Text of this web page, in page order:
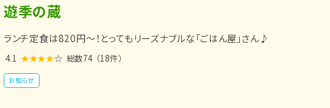
遊季の蔵
ランチ定食は820円～！とってもリーズナブルな「ごはん屋」さん♪
4.1 ★★★★☆ 総数74 （18件）
お知らせ